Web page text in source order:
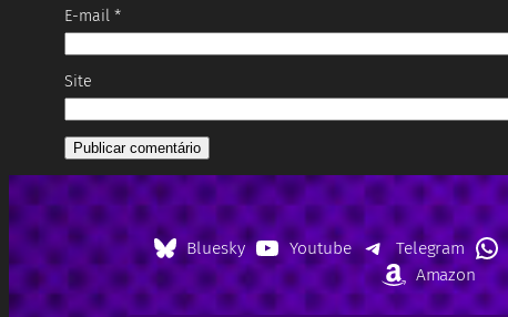
E-mail *
Site
Bluesky Youtube Telegram
Amazon